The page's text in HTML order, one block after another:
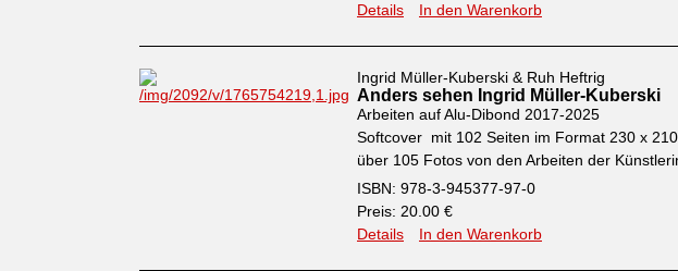
Details
In den Warenkorb
Ingrid Müller-Kuberski & Ruh Heftrig
Anders sehen Ingrid Müller-Kuberski
Arbeiten auf Alu-Dibond 2017-2025
Softcover mit 102 Seiten im Format 230 x
über 105 Fotos von den Arbeiten der
ISBN: 978-3-945377-97-0
Preis: 20.00 €
Details
In den Warenkorb